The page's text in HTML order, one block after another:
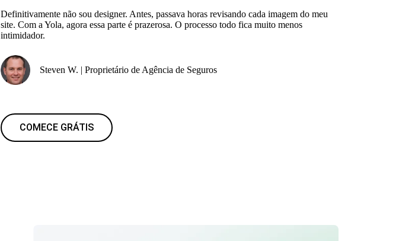
Definitivamente não sou designer. Antes, passava horas revisando cada imagem do meu
site. Com a Yola, agora essa parte é prazerosa. O processo todo fica muito menos
intimidador.
Steven W. | Proprietário de Agência de Seguros
COMECE GRÁTIS